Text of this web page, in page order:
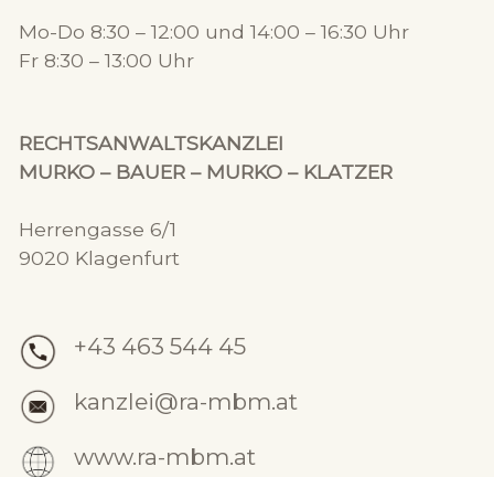
Mo-Do 8:30 – 12:00 und 14:00 – 16:30 Uhr
Fr 8:30 – 13:00 Uhr
RECHTSANWALTSKANZLEI
MURKO – BAUER – MURKO – KLATZER
Herrengasse 6/1
9020 Klagenfurt
+43 463 544 45
kanzlei@ra-mbm.at
www.ra-mbm.at